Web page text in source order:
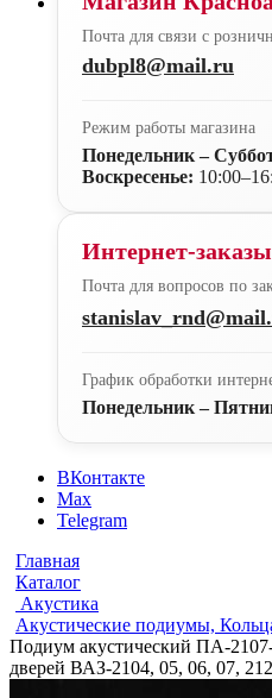
Почта для связи с
dubpl8@mail.ru
Режим работы магазина
Понедельник –
Воскресенье:
Интернет-заказы
Почта для вопросов по
График обработки
Понедельник –
ВКонтакте
Max
Telegram
Главная
Каталог
Акустика
Акустические подиумы,
Подиум акустический ПА-
дверей ВАЗ-2104, 05, 06, 07,